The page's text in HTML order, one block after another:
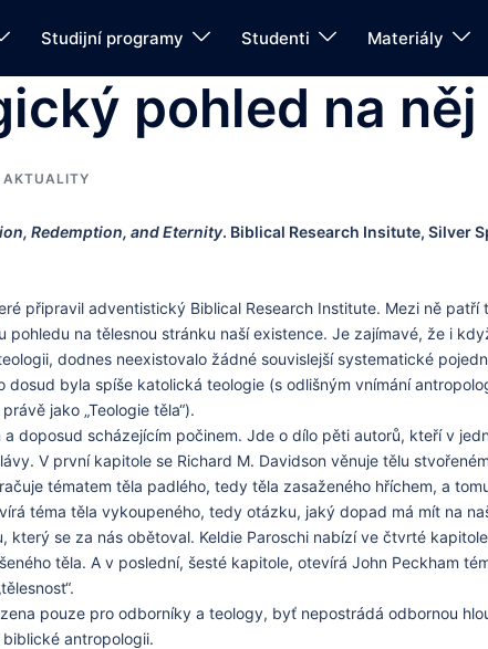
Studijní programy Studenti Materiály
pohled na něj
AKTUALITY
Redemption, and Eternity. Biblical Research Insitute, Silver
připravil adventistický Biblical Research Institute. Mezi ně patří
na tělesnou stránku naší existence. Je zajímavé, že i
dodnes neexistovalo žádné souvislejší systematické
byla spíše katolická teologie (s odlišným vnímání
jako „Teologie těla“).
doposud scházejícím počinem. Jde o dílo pěti autorů, kteří v
V první kapitole se Richard M. Davidson věnuje tělu
tématem těla padlého, tedy těla zasaženého hříchem, a
téma těla vykoupeného, tedy otázku, jaký dopad má mít na
se za nás obětoval. Keldie Paroschi nabízí ve čtvrté
těla. A v poslední, šesté kapitole, otevírá John Peckham
pouze pro odborníky a teology, byť nepostrádá odbornou
antropologii.